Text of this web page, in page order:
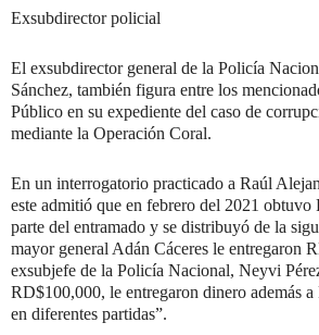
Exsubdirector policial
El exsubdirector general de la Policía
Sánchez, también figura entre los
Público en su expediente del caso de
mediante la Operación Coral.
En un interrogatorio practicado a Raúl
este admitió que en febrero del 2021
parte del entramado y se distribuyó de la
mayor general Adán Cáceres le entregaron
exsubjefe de la Policía Nacional, Neyvi
RD$100,000, le entregaron dinero además
en diferentes partidas”.